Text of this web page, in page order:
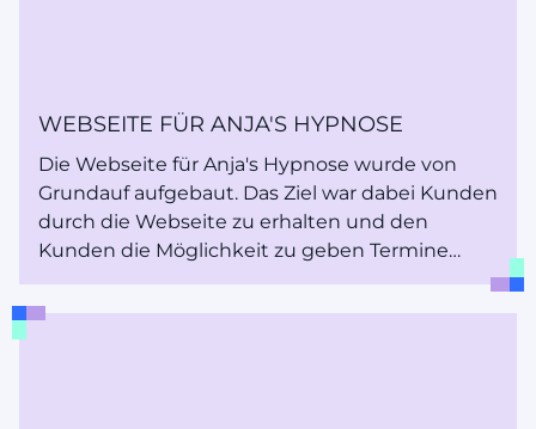
WEBSEITE FÜR ANJA'S HYPNOSE
Die Webseite für Anja's Hypnose wurde von
Grundauf aufgebaut. Das Ziel war dabei Kunden
durch die Webseite zu erhalten und den
Kunden die Möglichkeit zu geben Termine
online zu buchen.